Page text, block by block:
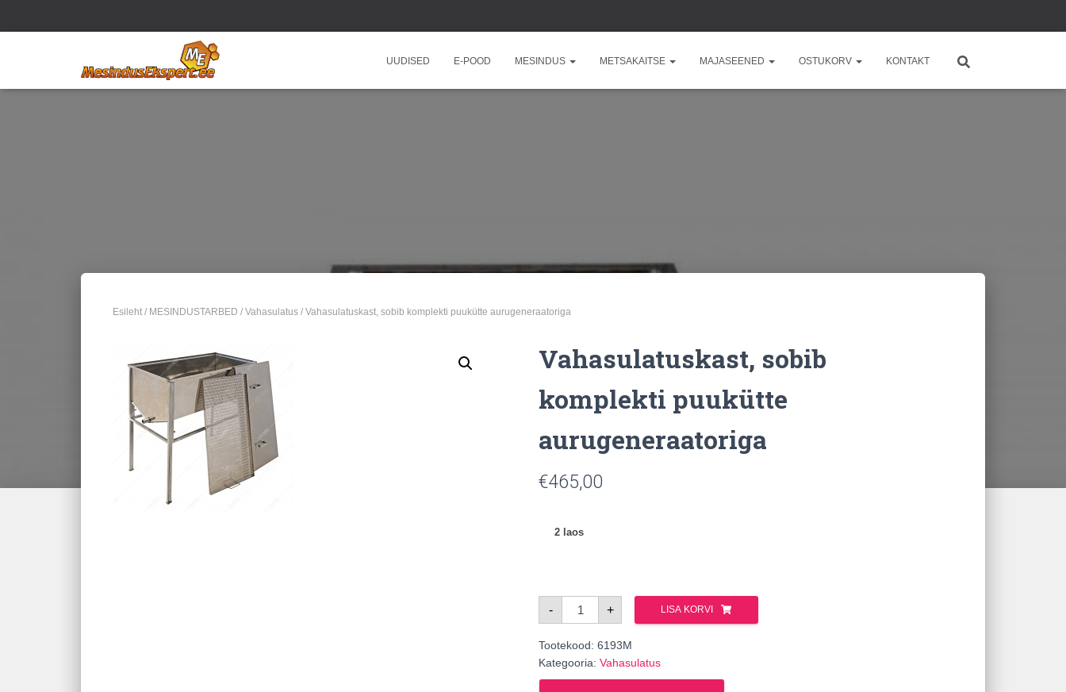
UUDISED E-POOD MESINDUS METSAKAITSE MAJASEENED OSTUKORV KONTAKT
Esileht / MESINDUSTARBED / Vahasulatus / Vahasulatuskast, sobib komplekti puukütte aurugeneraatoriga
Vahasulatuskast, sobib
komplekti puukütte
aurugeneraatoriga
€465,00
2 laos
-
Vahasulatuskast,
sobib
komplekti
aurugeneraatoriga
kogus
+ LISA KORVI
Tootekood: 6193M
Kategooria: Vahasulatus